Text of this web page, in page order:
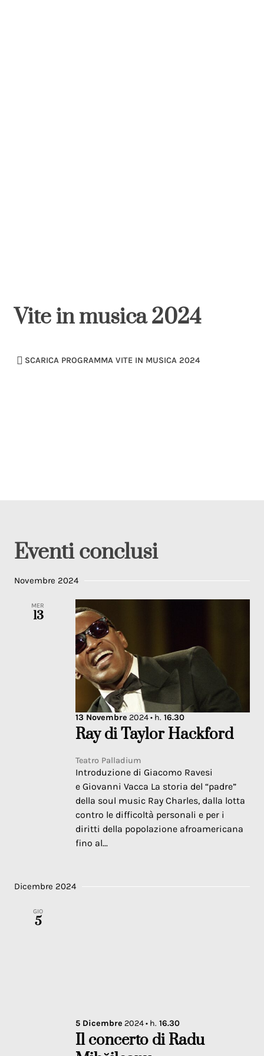
Vite in musica 2024
SCARICA PROGRAMMA VITE IN MUSICA 2024
Eventi conclusi
Novembre 2024
MER
13
13 Novembre 2024• h. 16.30
Ray di Taylor Hackford
Teatro Palladium
Introduzione di Giacomo Ravesi
e Giovanni Vacca La storia del “padre”
della soul music Ray Charles, dalla lotta
contro le difficoltà personali e per i
diritti della popolazione afroamericana
fino al...
Dicembre 2024
GIO
5
5 Dicembre 2024• h. 16.30
Il concerto di Radu